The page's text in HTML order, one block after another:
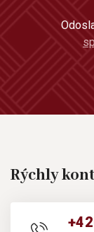
Rýchly